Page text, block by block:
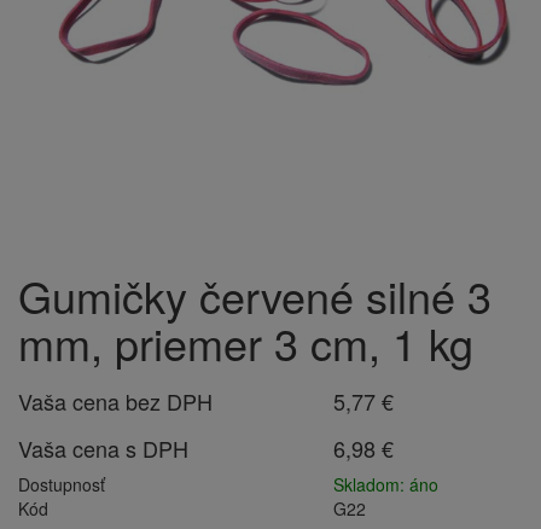
Gumičky červené silné 3
mm, priemer 3 cm, 1 kg
Vaša cena bez DPH
5,77 €
Vaša cena s DPH
6,98 €
Dostupnosť
Skladom: áno
Kód
G22